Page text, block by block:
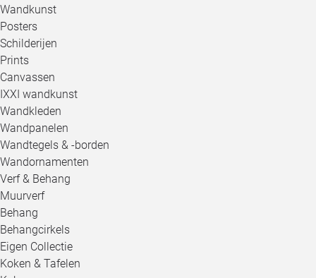
Wandkunst
Posters
Schilderijen
Prints
Canvassen
IXXI wandkunst
Wandkleden
Wandpanelen
Wandtegels & -borden
Wandornamenten
Verf & Behang
Muurverf
Behang
Behangcirkels
Eigen Collectie
Koken & Tafelen